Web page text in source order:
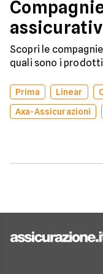
Scopri le
quali sono i
Prima Linear
Axa-Assicurazioni